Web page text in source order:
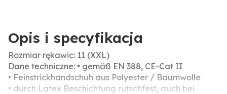
Opis i specyfikacja
Rozmiar rękawic: 11 (XXL)
Dane techniczne: • gemäß EN 388, CE-Cat II
• Feinstrickhandschuh aus Polyester / Baumwolle
• durch Latex Beschichtung rutschfest, auch bei